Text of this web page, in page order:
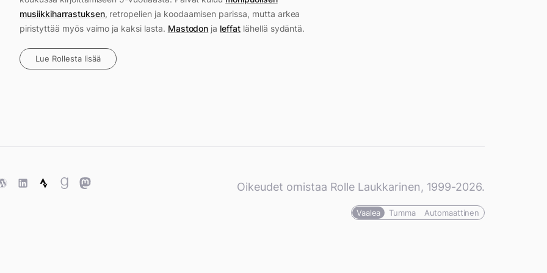
musiikkiharrastuksen, retropelien ja koodaamisen parissa, mutta arkea
piristyttää myös vaimo ja kaksi lasta. Mastodon ja leffatlähellä sydäntä.
Lue Rollesta lisää
WordPress
StravaGoodreads
Mastodon Oikeudet omistaa Rolle Laukkarinen, 1999-2026.
Vaalea Tumma Automaattinen